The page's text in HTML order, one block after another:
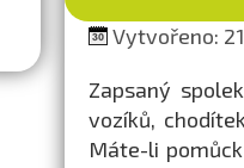
Vytvořeno:
Zapsaný
vozíků,
Máte-li